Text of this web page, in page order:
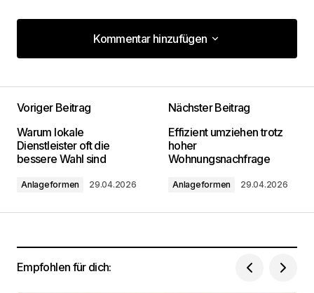
Kommentar hinzufügen
Kommentar hinzufügen
Deine E-Mail-Adresse wird nicht
veröffentlicht.
Erforderliche Felder sind mit*
markiert
Kommentar*
Dein Name*
Voriger Beitrag
Warum lokale
Dienstleister oft die
bessere Wahl sind
Anlageformen 29.04.2026
Nächster Beitrag
Effizient umziehen trotz
hoher
Wohnungsnachfrage
Anlageformen 29.04.2026
Empfohlen für dich: